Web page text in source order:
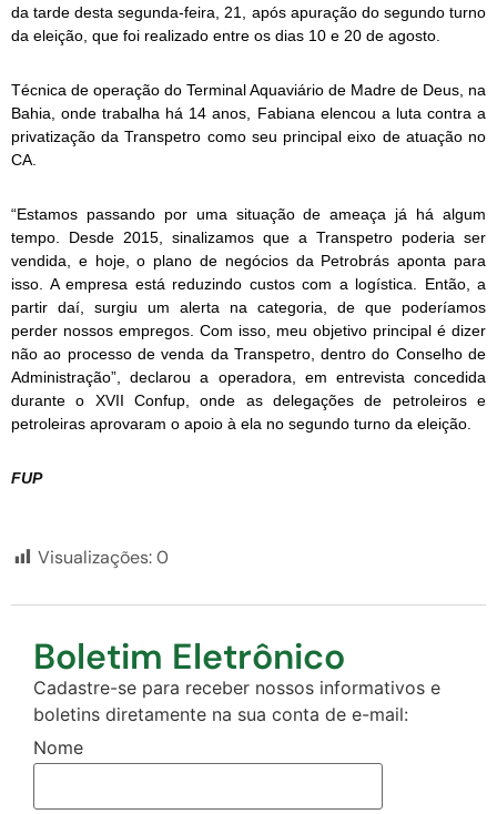
da tarde desta segunda-feira, 21, após apuração do segundo turno
da eleição, que foi realizado entre os dias 10 e 20 de agosto.
Técnica de operação do Terminal Aquaviário de Madre de Deus, na
Bahia, onde trabalha há 14 anos, Fabiana elencou a luta contra a
privatização da Transpetro como seu principal eixo de atuação no
CA.
“Estamos passando por uma situação de ameaça já há algum
tempo. Desde 2015, sinalizamos que a Transpetro poderia ser
vendida, e hoje, o plano de negócios da Petrobrás aponta para
isso. A empresa está reduzindo custos com a logística. Então, a
partir daí, surgiu um alerta na categoria, de que poderíamos
perder nossos empregos. Com isso, meu objetivo principal é dizer
não ao processo de venda da Transpetro, dentro do Conselho de
Administração”, declarou a operadora, em entrevista concedida
durante o XVII Confup, onde as delegações de petroleiros e
petroleiras aprovaram o apoio à ela no segundo turno da eleição.
FUP
Visualizações:0
Boletim Eletrônico
Cadastre-se para receber nossos informativos e
boletins diretamente na sua conta de e-mail:
Nome